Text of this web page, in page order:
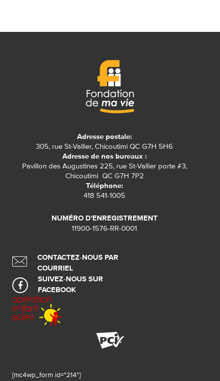
Adresse postale:
305, rue St-Vallier, Chicoutimi QC G7H 5H6
Adresse de nos bureaux :
Pavillon des Augustines 225, rue St-Vallier porte #3,
Chicoutimi QC G7H 7P2
Téléphone:
418 541-1005
NUMÉRO D'ENREGISTREMENT
11900-1576-RR-0001
CONTACTEZ-NOUS PAR
COURRIEL
SUIVEZ-NOUS SUR
FACEBOOK
[mc4wp_form id="214"]